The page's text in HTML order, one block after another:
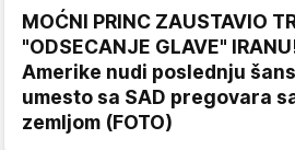
MOĆNI PRINC ZAUSTAVIO
"ODSECANJE GLAVE"
Amerike nudi poslednju
umesto sa SAD pregovara
zemljom (FOTO)